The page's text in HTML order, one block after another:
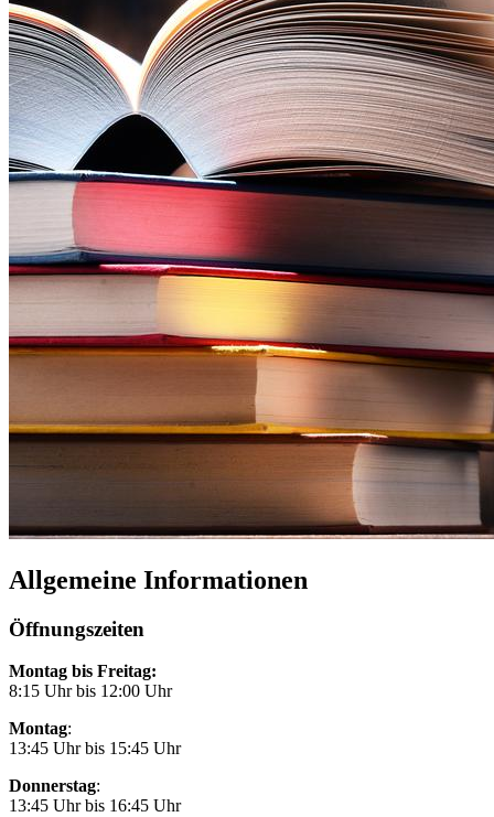
Allgemeine Informationen
Öffnungszeiten
Montag bis Freitag:
8:15 Uhr bis 12:00 Uhr
Montag:
13:45 Uhr bis 15:45 Uhr
Donnerstag:
13:45 Uhr bis 16:45 Uhr